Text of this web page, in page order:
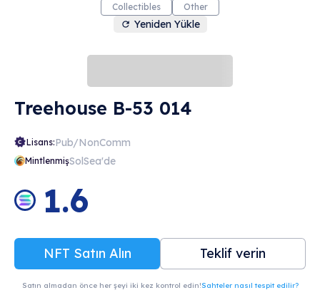
Collectibles Other
Yeniden Yükle
Treehouse B-53 014
Lisans:Pub/NonComm
MintlenmişSolSea'de
1.6
NFT Satın Alın Teklif verin
Satın almadan önce her şeyi iki kez kontrol edin!Sahteler nasıl tespit edilir?